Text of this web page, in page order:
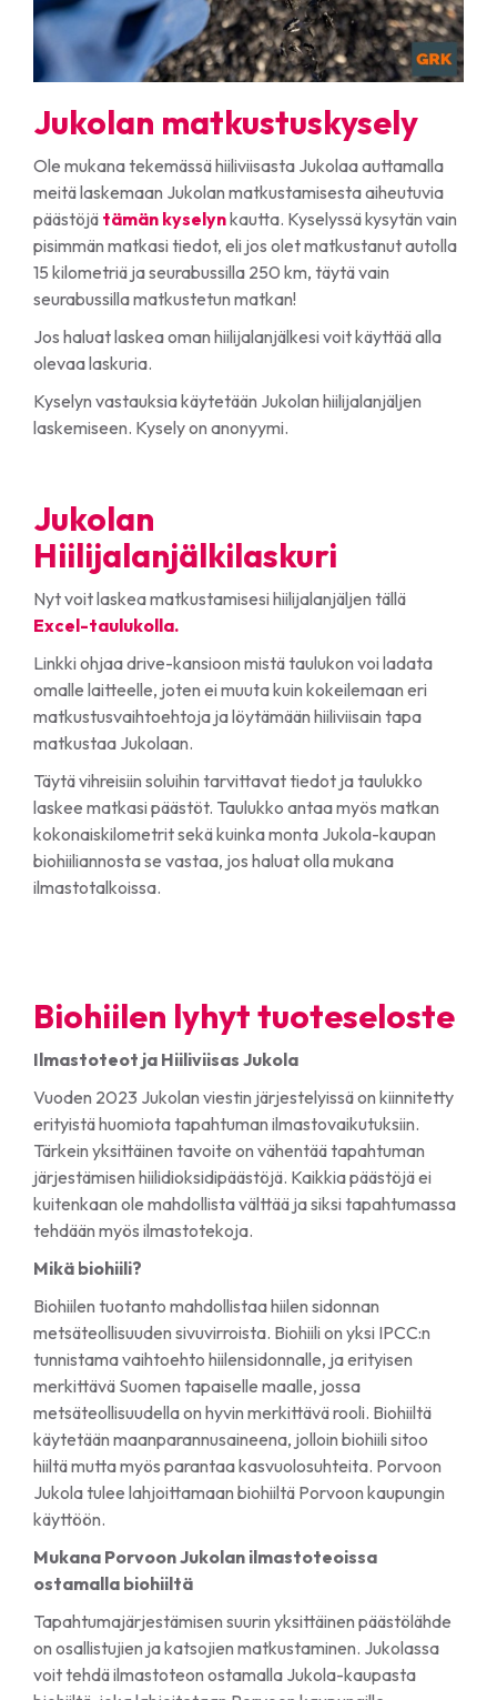
Jukolan matkustuskysely
Ole mukana tekemässä hiiliviisasta Jukolaa auttamalla
meitä laskemaan Jukolan matkustamisesta aiheutuvia
päästöjä tämän kyselynkautta. Kyselyssä kysytän vain
pisimmän matkasi tiedot, eli jos olet matkustanut autolla
15 kilometriä ja seurabussilla 250 km, täytä vain
seurabussilla matkustetun matkan!
Jos haluat laskea oman hiilijalanjälkesi voit käyttää alla
olevaa laskuria.
Kyselyn vastauksia käytetään Jukolan hiilijalanjäljen
laskemiseen. Kysely on anonyymi.
Jukolan
Hiilijalanjälkilaskuri
Nyt voit laskea matkustamisesi hiilijalanjäljen tällä
Excel-taulukolla.
Linkki ohjaa drive-kansioon mistä taulukon voi ladata
omalle laitteelle, joten ei muuta kuin kokeilemaan eri
matkustusvaihtoehtoja ja löytämään hiiliviisain tapa
matkustaa Jukolaan.
Täytä vihreisiin soluihin tarvittavat tiedot ja taulukko
laskee matkasi päästöt. Taulukko antaa myös matkan
kokonaiskilometrit sekä kuinka monta Jukola-kaupan
biohiiliannosta se vastaa, jos haluat olla mukana
ilmastotalkoissa.
Biohiilen lyhyt tuoteseloste
Ilmastoteot ja Hiiliviisas Jukola
Vuoden 2023 Jukolan viestin järjestelyissä on kiinnitetty
erityistä huomiota tapahtuman ilmastovaikutuksiin.
Tärkein yksittäinen tavoite on vähentää tapahtuman
järjestämisen hiilidioksidipäästöjä. Kaikkia päästöjä ei
kuitenkaan ole mahdollista välttää ja siksi tapahtumassa
tehdään myös ilmastotekoja.
Mikä biohiili?
Biohiilen tuotanto mahdollistaa hiilen sidonnan
metsäteollisuuden sivuvirroista. Biohiili on yksi IPCC:n
tunnistama vaihtoehto hiilensidonnalle, ja erityisen
merkittävä Suomen tapaiselle maalle, jossa
metsäteollisuudella on hyvin merkittävä rooli. Biohiiltä
käytetään maanparannusaineena, jolloin biohiili sitoo
hiiltä mutta myös parantaa kasvuolosuhteita. Porvoon
Jukola tulee lahjoittamaan biohiiltä Porvoon kaupungin
käyttöön.
Mukana Porvoon Jukolan ilmastoteoissa
ostamalla biohiiltä
Tapahtumajärjestämisen suurin yksittäinen päästölähde
on osallistujien ja katsojien matkustaminen. Jukolassa
voit tehdä ilmastoteon ostamalla Jukola-kaupasta